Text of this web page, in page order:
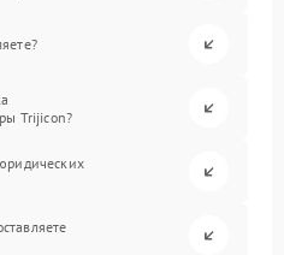
Trijicon?